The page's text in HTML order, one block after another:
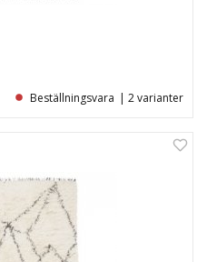
Beställningsvara | 2 varianter